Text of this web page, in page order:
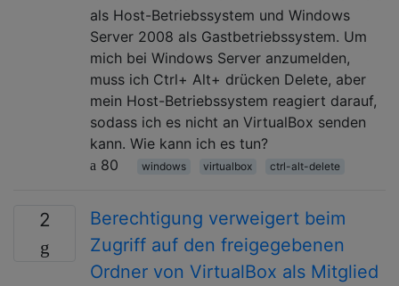
als Host-Betriebssystem und Windows
Server 2008 als Gastbetriebssystem. Um
mich bei Windows Server anzumelden,
muss ich Ctrl+ Alt+ drücken Delete, aber
mein Host-Betriebssystem reagiert darauf,
sodass ich es nicht an VirtualBox senden
kann. Wie kann ich es tun?
80
windows virtualbox ctrl-alt-delete
2
Berechtigung verweigert beim
Zugriff auf den freigegebenen
Ordner von VirtualBox als Mitglied